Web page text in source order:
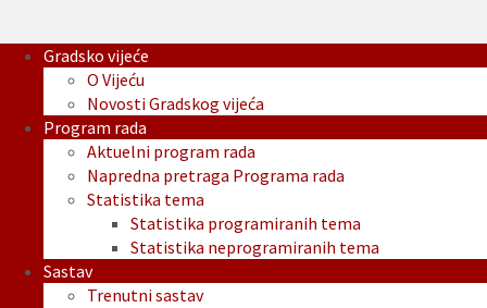
Gradsko vijeće
O Vijeću
Novosti Gradskog vijeća
Program rada
Aktuelni program rada
Napredna pretraga Programa rada
Statistika tema
Statistika programiranih tema
Statistika neprogramiranih tema
Sastav
Trenutni sastav